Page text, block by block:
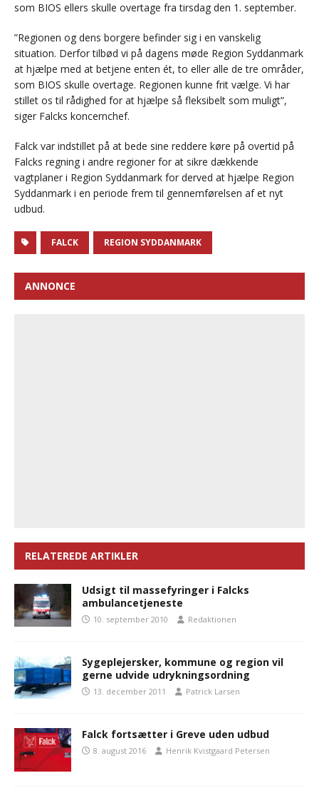
som BIOS ellers skulle overtage fra tirsdag den 1. september.
”Regionen og dens borgere befinder sig i en vanskelig
situation. Derfor tilbød vi på dagens møde Region Syddanmark
at hjælpe med at betjene enten ét, to eller alle de tre områder,
som BIOS skulle overtage. Regionen kunne frit vælge. Vi har
stillet os til rådighed for at hjælpe så fleksibelt som muligt”,
siger Falcks koncernchef.
Falck var indstillet på at bede sine reddere køre på overtid på
Falcks regning i andre regioner for at sikre dækkende
vagtplaner i Region Syddanmark for derved at hjælpe Region
Syddanmark i en periode frem til gennemførelsen af et nyt
udbud.
FALCK REGION SYDDANMARK
ANNONCE
RELATEREDE ARTIKLER
Udsigt til massefyringer i Falcks
ambulancetjeneste
10. september 2010 Redaktionen
Sygeplejersker, kommune og region vil
gerne udvide udrykningsordning
13. december 2011 Patrick Larsen
Falck fortsætter i Greve uden udbud
8. august 2016 Henrik Kvistgaard Petersen